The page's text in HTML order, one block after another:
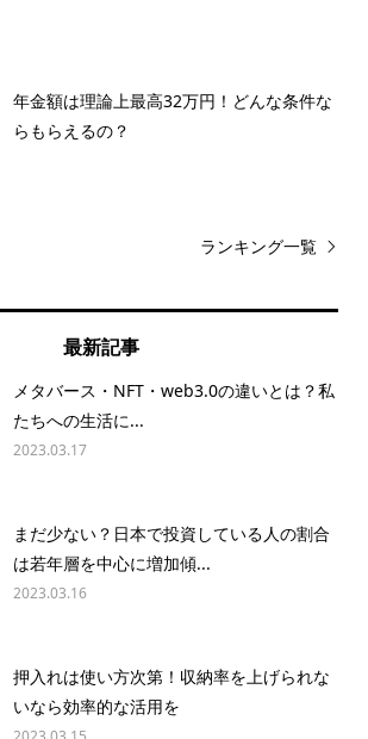
年金額は理論上最高32万円！どんな条件な
らもらえるの？
ランキング一覧
最新記事
メタバース・NFT・web3.0の違いとは？私
たちへの生活に...
2023.03.17
まだ少ない？日本で投資している人の割合
は若年層を中心に増加傾...
2023.03.16
押入れは使い方次第！収納率を上げられな
いなら効率的な活用を